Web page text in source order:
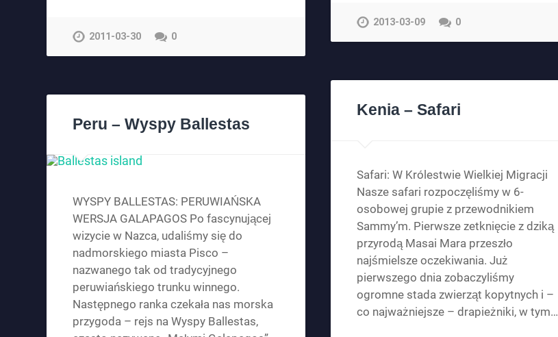
2013-03-09 0
2011-03-30 0
Kenia – Safari
Safari: W Królestwie Wielkiej Migracji
Nasze safari rozpoczęliśmy w 6-
osobowej grupie z przewodnikiem
Sammy’m. Pierwsze zetknięcie z dziką
przyrodą Masai Mara przeszło
najśmielsze oczekiwania. Już
pierwszego dnia zobaczyliśmy
ogromne stada zwierząt kopytnych i –
co najważniejsze – drapieżniki, w tym…
Peru – Wyspy Ballestas
WYSPY BALLESTAS: PERUWIAŃSKA
WERSJA GALAPAGOS Po fascynującej
wizycie w Nazca, udaliśmy się do
nadmorskiego miasta Pisco –
nazwanego tak od tradycyjnego
peruwiańskiego trunku winnego.
Następnego ranka czekała nas morska
przygoda – rejs na Wyspy Ballestas,